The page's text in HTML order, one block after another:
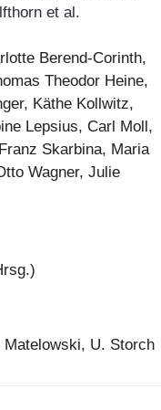
et al.
Berend-Corinth,
Theodor Heine,
Käthe Kollwitz,
Lepsius, Carl Moll,
Skarbina, Maria
Wagner, Julie
U. Storch